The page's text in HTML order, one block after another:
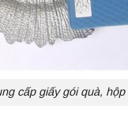
cấp giấy gói quà,